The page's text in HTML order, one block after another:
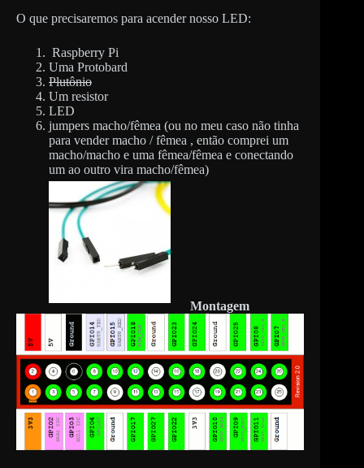
O que precisaremos para acender nosso LED:
Raspberry Pi
Uma Protobard
Plutônio
Um resistor
LED
jumpers macho/fêmea (ou no meu caso não tinha
para vender macho / fêmea , então comprei um
macho/macho e uma fêmea/fêmea e conectando
um ao outro vira macho/fêmea)
Montagem